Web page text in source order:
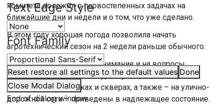
Text Edge Style
Font Family
Reset restore all settings to the default values Done
Close Modal Dialog
End of dialog window.
комитета доложил о первостепенных задачах на
ближайшие дни и недели и о том, что уже сделано.
В этом году хорошая погода позволила начать
агротехнический сезон на 2 недели раньше обычного.
«Конечно же, обращаем внимание и на вопросы
уборки мусора. Все наши урны уже на настоящий
момент в садах, парках и скверах, а также – на улично-
дорожной сети – приведены в надлежащее состояние.